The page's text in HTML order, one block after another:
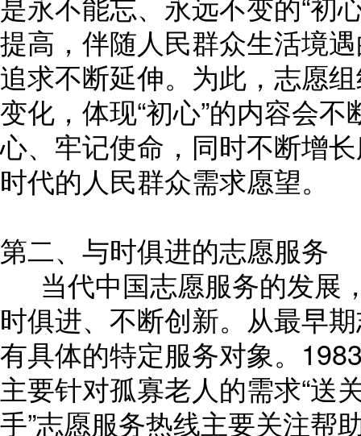
提高，伴随人民群众生活境
追求不断延伸。为此，志愿
变化，体现“初心”的内容会
心、牢记使命，同时不断增
时代的人民群众需求愿望。
第二、与时俱进的志愿服务
当代中国志愿服务的发展
时俱进、不断创新。从最早
有具体的特定服务对象。
主要针对孤寡老人的需求“送
手”志愿服务热线主要关注帮